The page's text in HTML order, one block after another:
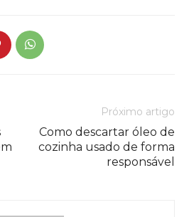
Próximo artigo
Como descartar óleo de
cozinha usado de forma
responsável